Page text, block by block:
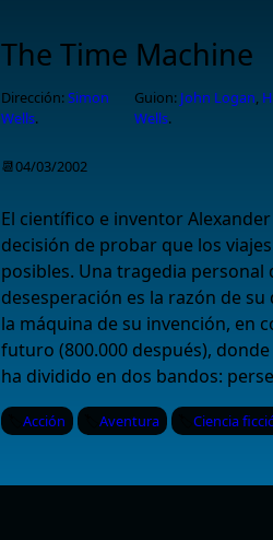
The Time Machine
Dirección:Simon
Wells.
Guion: John Logan,
Wells.
📆04/03/2002
El científico e inventor
decisión de probar que los
posibles. Una tragedia personal
desesperación es la razón de
la máquina de su invención, en
futuro (800.000 después),
ha dividido en dos bandos:
Acción Aventura Ciencia